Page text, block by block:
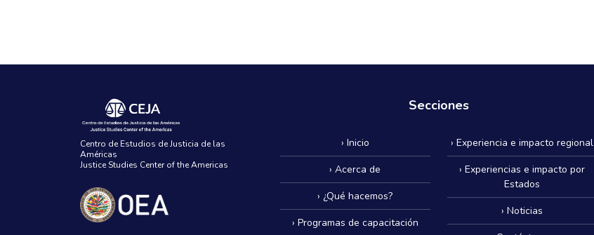
Centro de Estudios de Justicia de las
Américas
Justice Studies Center of the Americas
Secciones
› Inicio
› Acerca de
› ¿Qué hacemos?
› Programas de capacitación
› Experiencia e impacto regional
› Experiencias e impacto por
Estados
› Noticias